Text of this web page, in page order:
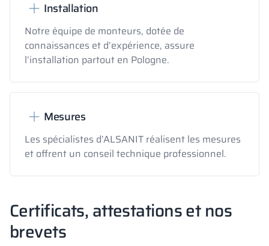
Installation
Notre équipe de monteurs, dotée de
connaissances et d’expérience, assure
l’installation partout en Pologne.
Mesures
Les spécialistes d’ALSANIT réalisent les mesures
et offrent un conseil technique professionnel.
Certificats, attestations et nos
brevets